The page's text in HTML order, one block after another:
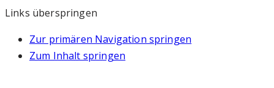
Links überspringen
Zur primären Navigation springen
Zum Inhalt springen